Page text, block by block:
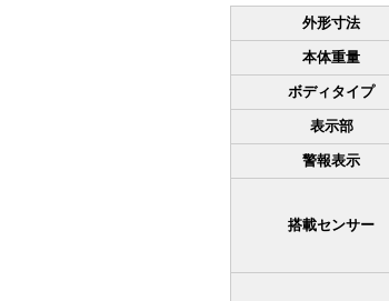
外形寸法
本体重量
ボディタイプ
表示部
警報表示
搭載センサー